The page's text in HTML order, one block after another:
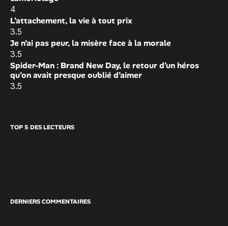
4
L’attachement, la vie à tout prix
3.5
Je n’ai pas peur, la misère face à la morale
3.5
Spider-Man : Brand New Day, le retour d’un héros
qu’on avait presque oublié d’aimer
3.5
TOP 5 DES LECTEURS
DERNIERS COMMENTAIRES